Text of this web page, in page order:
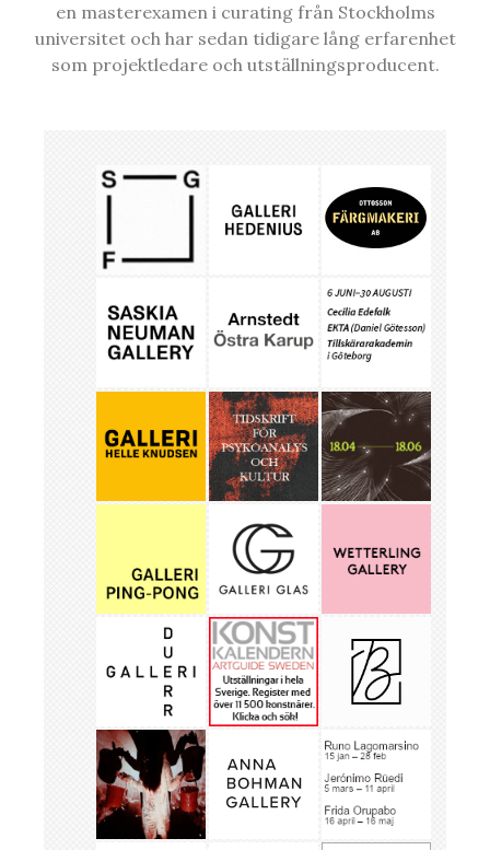
en masterexamen i curating från Stockholms
universitet och har sedan tidigare lång erfarenhet
som projektledare och utställningsproducent.